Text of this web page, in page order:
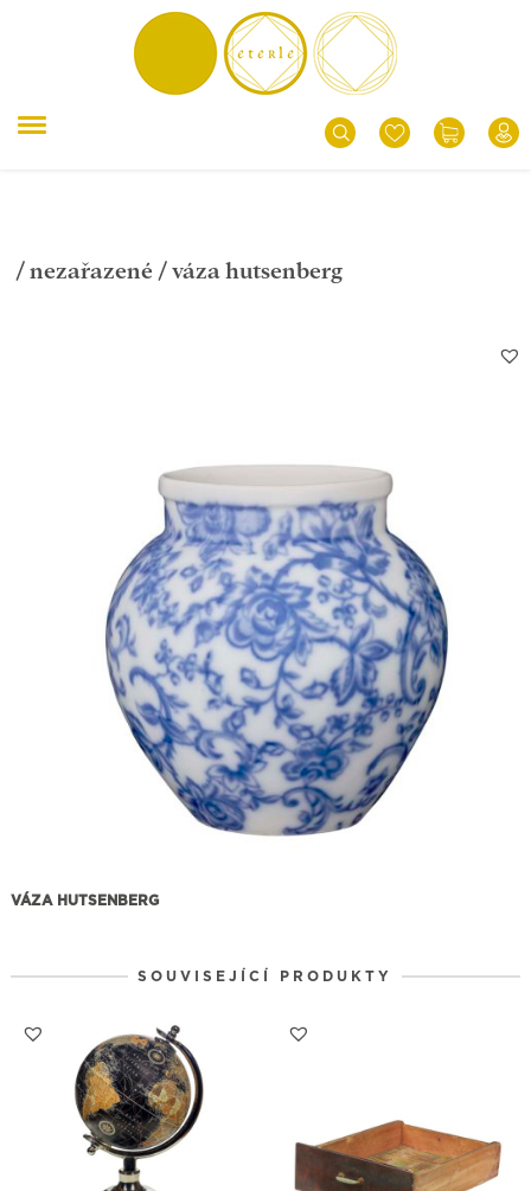
/ nezařazené / váza hutsenberg
VÁZA HUTSENBERG
SOUVISEJÍCÍ PRODUKTY